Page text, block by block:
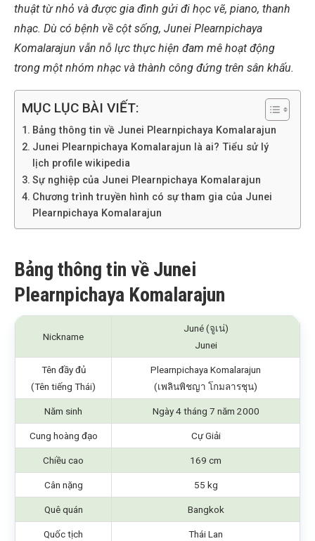
thuật từ nhỏ và được gia đình gửi đi học vẽ, piano, thanh
nhạc. Dù có bệnh về cột sống, Junei Plearnpichaya
Komalarajun vẫn nỗ lực thực hiện đam mê hoạt động
trong một nhóm nhạc và thành công đứng trên sân khấu.
MỤC LỤC BÀI VIẾT:
Bảng thông tin về Junei Plearnpichaya Komalarajun
Junei Plearnpichaya Komalarajun là ai? Tiểu sử lý
lịch profile wikipedia
Sự nghiệp của Junei Plearnpichaya Komalarajun
Chương trình truyền hình có sự tham gia của Junei
Plearnpichaya Komalarajun
Bảng thông tin về Junei
Plearnpichaya Komalarajun
Nickname
Juné (จูเน่)
Junei
Tên đầy đủ
(Tên tiếng Thái)
Plearnpichaya Komalarajun
(เพลินพิชญา โกมลารชุน)
Năm sinh Ngày 4 tháng 7 năm 2000
Cung hoàng đạo Cự Giải
Chiều cao 169 cm
Cân nặng 55 kg
Quê quán Bangkok
Quốc tịch Thái Lan